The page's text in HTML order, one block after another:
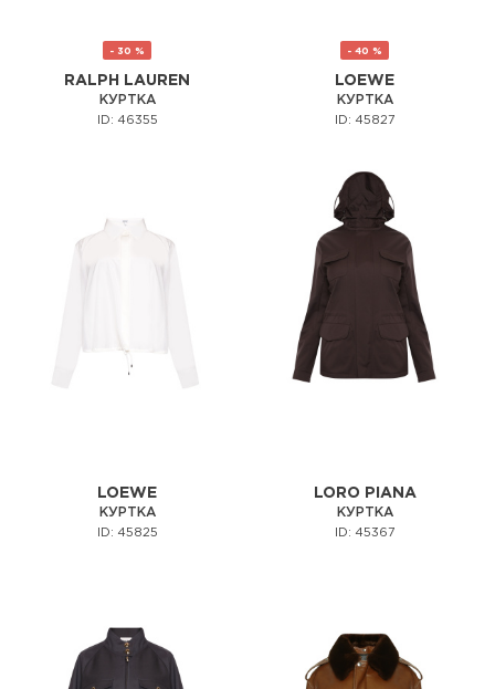
- 30 %
RALPH LAUREN
КУРТКА
ID: 46355
- 40 %
LOEWE
КУРТКА
ID: 45827
LOEWE
КУРТКА
ID: 45825
LORO PIANA
КУРТКА
ID: 45367